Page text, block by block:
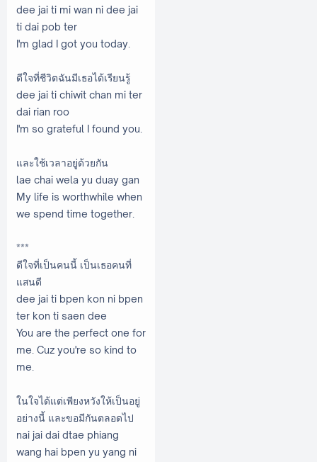
dee jai ti mi wan ni dee jai
ti dai pob ter
I'm glad I got you today.
ดีใจที่ชีวิตฉันมีเธอได้เรียนรู้
dee jai ti chiwit chan mi ter
dai rian roo
I'm so grateful I found you.
และใช้เวลาอยู่ด้วยกัน
lae chai wela yu duay gan
My life is worthwhile when
we spend time together.
***
ดีใจที่เป็นคนนี้ เป็นเธอคนที่
แสนดี
dee jai ti bpen kon ni bpen
ter kon ti saen dee
You are the perfect one for
me. Cuz you're so kind to
me.
ในใจได้แต่เพียงหวังให้เป็นอยู่
อย่างนี้ และขอมีกันตลอดไป
nai jai dai dtae phiang
wang hai bpen yu yang ni